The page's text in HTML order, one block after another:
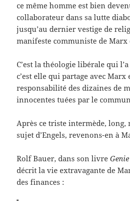
ce même homme est bien
collaborateur dans sa lutte
jusqu’au dernier vestige de
manifeste communiste de Marx
C’est la théologie libérale qui
c’est elle qui partage avec Marx
responsabilité des dizaines de
innocentes tuées par le
Après ce triste intermède,
sujet d’Engels, revenons-en à
Rolf Bauer, dans son livre
décrit la vie extravagante de
des finances :